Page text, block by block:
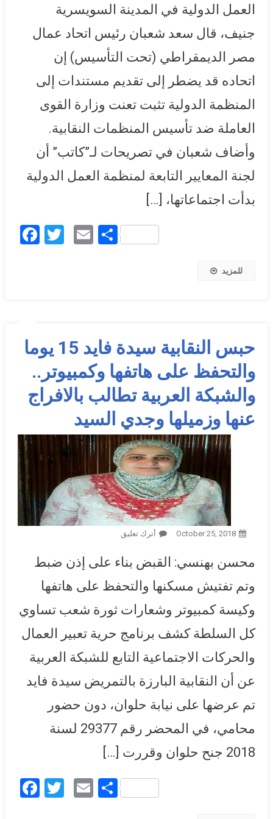
تقبل أوراقنا
العمل الدولية في المدينة السويسرية
جنيف، قال سعد شعبان رئيس اتحاد عمال
مصر الديمقراطي (تحت التأسيس) إن
اتحاده قد يضطر إلى تقديم مستندات إلى
المنظمة الدولية تثبت تعنت وزارة القوى
العاملة ضد تأسيس المنظمات النقابية.
وأضاف شعبان في تصريحات لـ”كاتب” أن
لجنة المعايير التابعة لمنظمة العمل الدولية
بدأت اجتماعاتها، […]
Facebook
Twitter
EmailShare
للمزيد
حبس النقابية سيدة فايد 15 يوما
والتحفظ على هاتفها وكمبيوتر..
والشبكة العربية تطالب بالافراج
عنها وزميلها وجدي السيد
October 25, 2018 أترك تعليق
وكمبيوتر.. والشبكة العربية
وجدي السيد
محسن بهنسي: القبض بناء على إذن ضبط
وتم تفتيش مسكنها والتحفظ على هاتفها
وكيسة كمبيوتر وشعارات ثورة شعب تساوي
كل السلطة كشف برنامج حرية تعبير العمال
والحركات الاجتماعية التابع للشبكة العربية
عن أن النقابية البارزة بالتمريض سيدة فايد
تم عرضها على نيابة حلوان، دون حضور
محامي، في المحضر رقم 29377 لسنة
2018 جنح حلوان وقررت […]
Facebook
Twitter
EmailShare